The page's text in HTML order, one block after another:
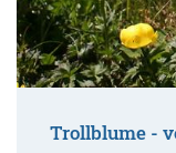
Trollblume -